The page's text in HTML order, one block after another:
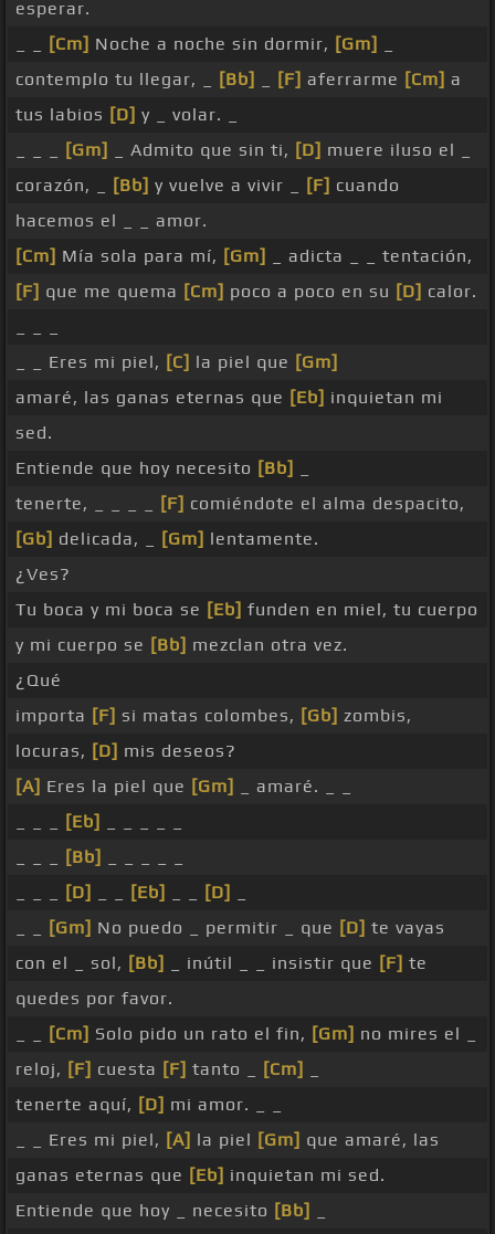
esperar.
[Cm] Noche a noche sin dormir, [Gm]
contemplo tu llegar, _
[Bb] [F] aferrarme [Cm] a
tus labios [D] y _ volar. _
[Gm] _ Admito que sin ti, [D] muere iluso el _
corazón, _
[Bb] y vuelve a vivir _ [F] cuando
hacemos el _ _ amor.
[Cm] Mía sola para mí, [Gm]
_ adicta _ _ tentación,
[F] que me quema [Cm] poco a poco en su [D] calor.
_ _ Eres mi piel, [C] la piel que [Gm]
amaré, las ganas eternas que [Eb] inquietan mi
sed.
Entiende que hoy necesito [Bb]
tenerte, _ _ _ _
[F] comiéndote el alma despacito,
[Gb] delicada, _ [Gm] lentamente.
¿Ves?
Tu boca y mi boca se [Eb] funden en miel, tu cuerpo
y mi cuerpo se [Bb] mezclan otra vez.
¿Qué
importa [F] si matas colombes, [Gb] zombis,
locuras, [D] mis deseos?
[A] Eres la piel que [Gm]
_ amaré. _ _
[Eb]
[Bb]
[D] [Eb] [D]
[Gm] No puedo _ permitir _ que [D] te vayas
con el _ sol, [Bb] _ inútil _ _ insistir que [F] te
quedes por favor.
[Cm] Solo pido un rato el fin, [Gm] no mires el _
reloj, [F] cuesta [F] tanto _ [Cm]
tenerte aquí, [D] mi amor. _ _
_ _ Eres mi piel, [A] la piel [Gm] que amaré, las
ganas eternas que [Eb] inquietan mi sed.
Entiende que hoy _ necesito [Bb]